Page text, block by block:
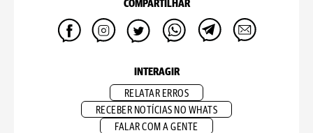
COMPARTILHAR
INTERAGIR
RELATAR ERROS
RECEBER NOTÍCIAS NO WHATS
FALAR COM A GENTE